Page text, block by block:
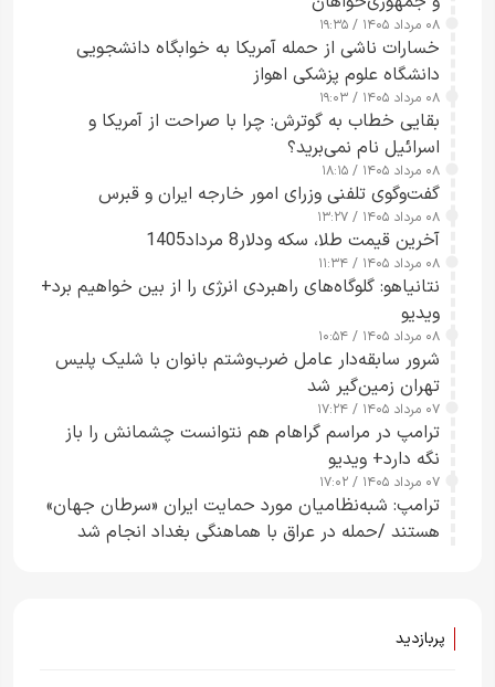
۰۸ مرداد ۱۴۰۵ / ۱۹:۳۵
خسارات ناشی از حمله آمریکا به خوابگاه دانشجویی
دانشگاه علوم پزشکی اهواز
۰۸ مرداد ۱۴۰۵ / ۱۹:۰۳
بقایی خطاب به گوترش: چرا با صراحت از آمریکا و
اسرائیل نام نمی‌برید؟
۰۸ مرداد ۱۴۰۵ / ۱۸:۱۵
گفت‌وگوی تلفنی وزرای امور خارجه ایران و قبرس
۰۸ مرداد ۱۴۰۵ / ۱۳:۲۷
آخرین قیمت طلا، سکه ودلار8 مرداد1405
۰۸ مرداد ۱۴۰۵ / ۱۱:۳۴
نتانیاهو: گلوگاه‌های راهبردی انرژی را از بین خواهیم برد+
ویدیو
۰۸ مرداد ۱۴۰۵ / ۱۰:۵۴
شرور سابقه‌دار عامل ضرب‌وشتم بانوان با شلیک پلیس
تهران زمین‌گیر شد
۰۷ مرداد ۱۴۰۵ / ۱۷:۲۴
ترامپ در مراسم گراهام هم نتوانست چشمانش را باز
نگه دارد+ ویدیو
۰۷ مرداد ۱۴۰۵ / ۱۷:۰۲
ترامپ: شبه‌نظامیان مورد حمایت ایران «سرطان جهان»
هستند /حمله در عراق با هماهنگی بغداد انجام شد
پربازدید